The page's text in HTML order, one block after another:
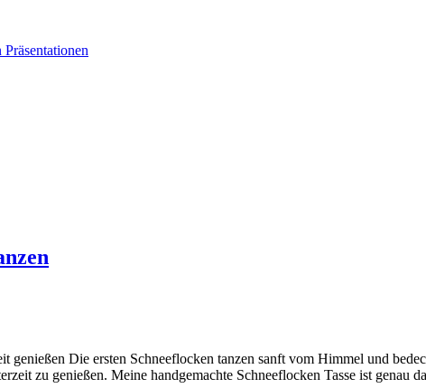
Die ersten Schneeflocken tanzen sanft vom Himmel und
zu genießen. Meine handgemachte Schneeflocken Tasse ist genau